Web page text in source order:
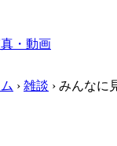
・動画
› 雑談 › みんなに